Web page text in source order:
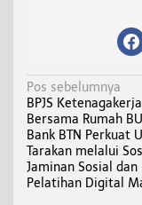
N
a
v
i
g
Pos sebelumnya
BPJS
Bersama Rumah
Bank BTN Perkuat
Tarakan melalui
Jaminan Sosial dan
Pelatihan Digital